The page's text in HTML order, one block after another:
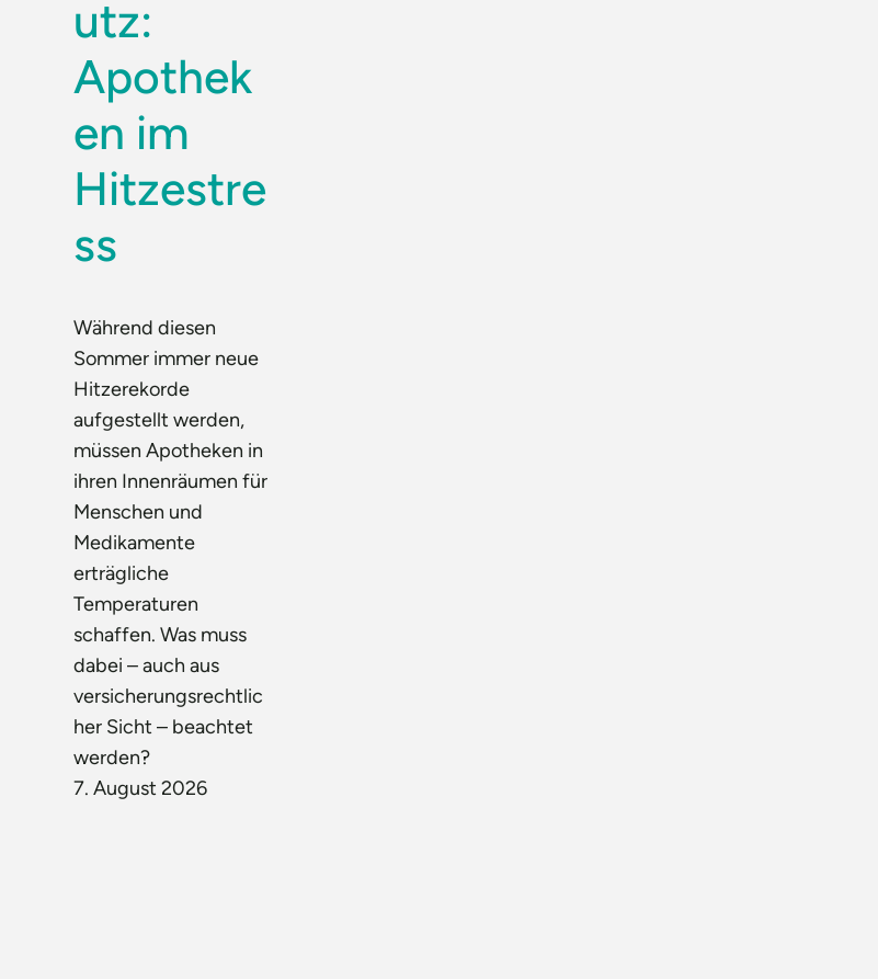
utz:
Apothek
en im
Hitzestre
ss
Während diesen
Sommer immer neue
Hitzerekorde
aufgestellt werden,
müssen Apotheken in
ihren Innenräumen für
Menschen und
Medikamente
erträgliche
Temperaturen
schaffen. Was muss
dabei – auch aus
versicherungsrechtlic
her Sicht – beachtet
werden?
7. August 2026